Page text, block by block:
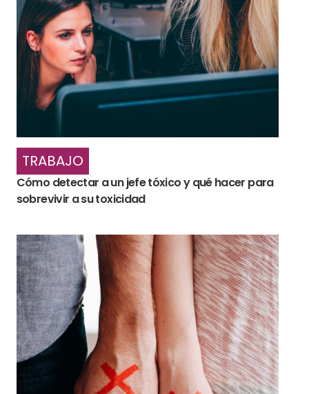
TRABAJO
Cómo detectar a un jefe tóxico y qué hacer para
sobrevivir a su toxicidad